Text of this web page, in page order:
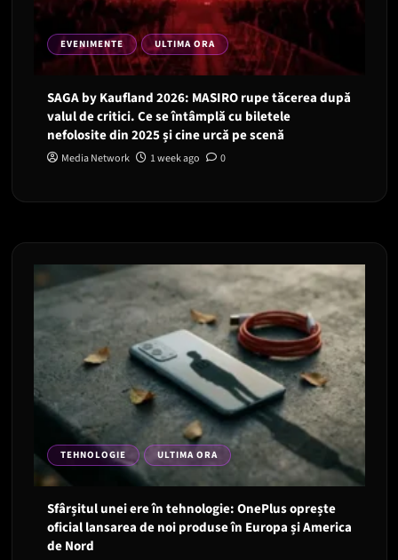
EVENIMENTE ULTIMA ORA
SAGA by Kaufland 2026: MASIRO rupe tăcerea după
valul de critici. Ce se întâmplă cu biletele
nefolosite din 2025 și cine urcă pe scenă
Media Network 1 week ago 0
TEHNOLOGIE ULTIMA ORA
Sfârșitul unei ere în tehnologie: OnePlus oprește
oficial lansarea de noi produse în Europa și America
de Nord